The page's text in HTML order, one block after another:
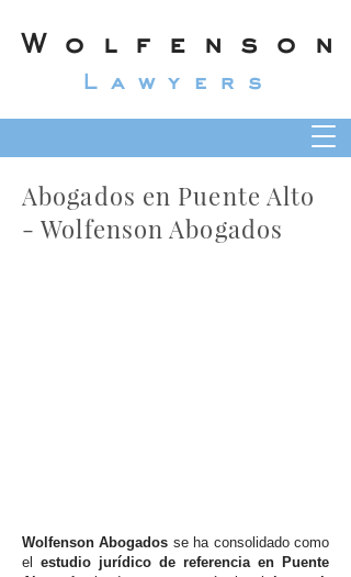
Wolfenson
Lawyers
Abogados en Puente Alto
- Wolfenson Abogados
Wolfenson Abogados se ha consolidado como
el estudio jurídico de referencia en Puente